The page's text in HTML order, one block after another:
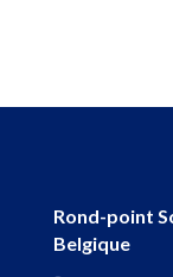
Rond-point
Belgique